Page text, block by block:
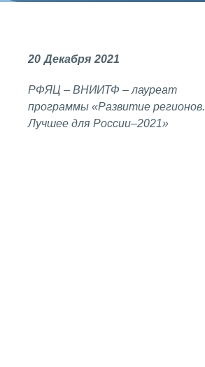
Обеспечение жильем
Социальная поддержка
20 Декабря 2021
РФЯЦ – ВНИИТФ – лауреат
программы «Развитие регионов.
Лучшее для России–2021»